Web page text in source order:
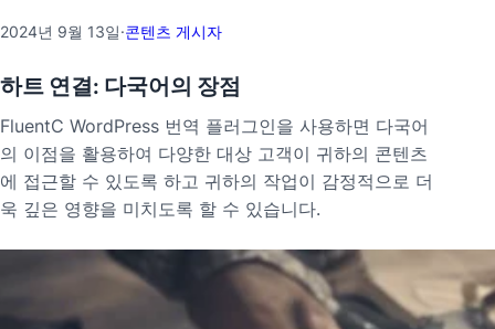
2024년 9월 13일·콘텐츠 게시자
하트 연결: 다국어의 장점
FluentC WordPress 번역 플러그인을 사용하면 다국어
의 이점을 활용하여 다양한 대상 고객이 귀하의 콘텐츠
에 접근할 수 있도록 하고 귀하의 작업이 감정적으로 더
욱 깊은 영향을 미치도록 할 수 있습니다.